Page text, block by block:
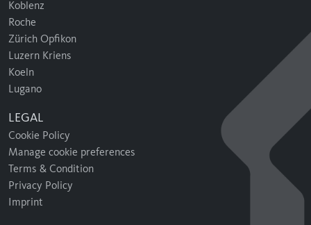
Koblenz
Roche
Zürich Opfikon
Luzern Kriens
Koeln
Lugano
LEGAL
Cookie Policy
Manage cookie preferences
Terms & Condition
Privacy Policy
Imprint